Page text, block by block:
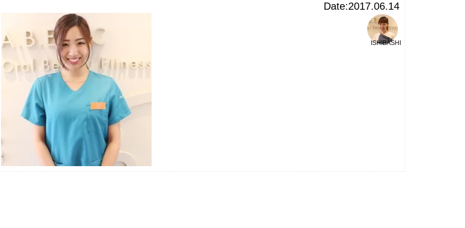
Date:2017.06.14
ISHIBASHI